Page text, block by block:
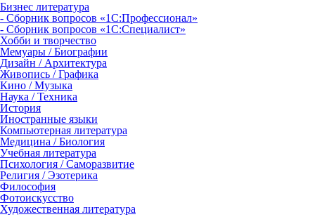
Бизнес литература
- Сборник вопросов «1С:Профессионал»
- Сборник вопросов «1С:Специалист»
Хобби и творчество
Мемуары / Биографии
Дизайн / Архитектура
Живопись / Графика
Кино / Музыка
Наука / Техника
История
Иностранные языки
Компьютерная литература
Медицина / Биология
Учебная литература
Психология / Саморазвитие
Религия / Эзотерика
Философия
Фотоискусство
Художественная литература